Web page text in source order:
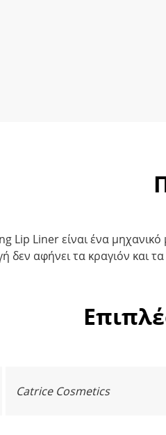
Lip Liner είναι ένα
δεν αφήνει τα κραγιόν και
Catrice Cosmetics